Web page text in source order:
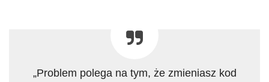
„Problem polega na tym, że zmieniasz kod